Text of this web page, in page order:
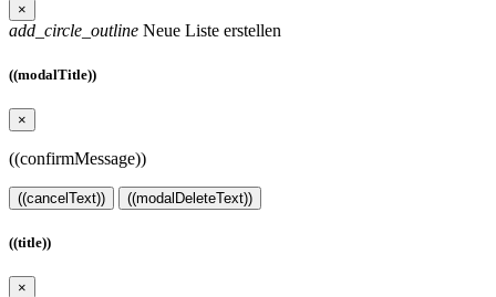
×
add_circle_outline Neue Liste erstellen
((modalTitle))
×
((confirmMessage))
((cancelText)) ((modalDeleteText))
((title))
×